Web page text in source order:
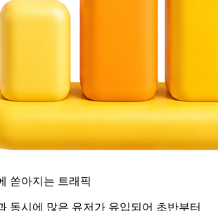
쏟아지는 트래픽
동시에 많은 유저가 유입되어 초반부터